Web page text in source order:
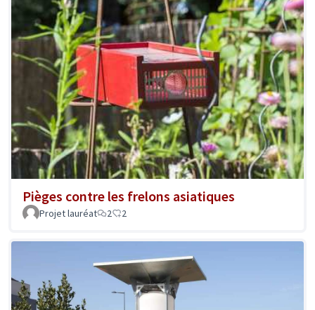
Pièges contre les frelons asiatiques
Projet lauréat 2 2